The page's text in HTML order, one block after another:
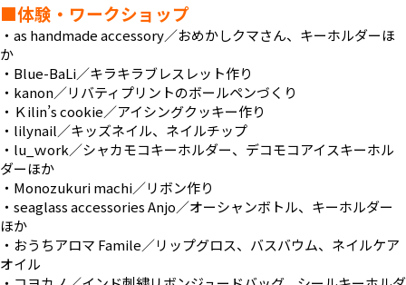
■体験・ワークショップ
・as handmade accessory／おめかしクマさん、キーホルダーほ
か
・Blue-BaLi／キラキラブレスレット作り
・kanon／リバティプリントのボールペンづくり
・Ｋilin’s cookie／アイシングクッキー作り
・lilynail／キッズネイル、ネイルチップ
・lu_ｗork／シャカモコキーホルダー、デコモコアイスキーホル
ダーほか
・Monozukuri machi／リボン作り
・seaglass accessories Anjo／オーシャンボトル、キーホルダー
ほか
・おうちアロマ Famile／リップグロス、バスバウム、ネイルケア
オイル